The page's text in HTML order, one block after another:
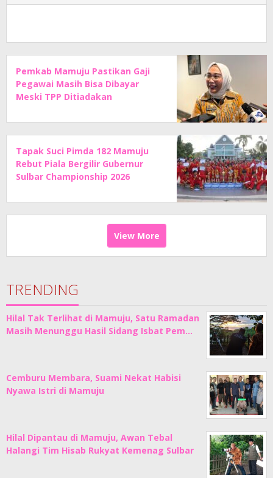
Pemkab Mamuju Pastikan Gaji
Pegawai Masih Bisa Dibayar
Meski TPP Ditiadakan
Tapak Suci Pimda 182 Mamuju
Rebut Piala Bergilir Gubernur
Sulbar Championship 2026
View More
TRENDING
Hilal Tak Terlihat di Mamuju, Satu Ramadan
Masih Menunggu Hasil Sidang Isbat Pem…
Cemburu Membara, Suami Nekat Habisi
Nyawa Istri di Mamuju
Hilal Dipantau di Mamuju, Awan Tebal
Halangi Tim Hisab Rukyat Kemenag Sulbar